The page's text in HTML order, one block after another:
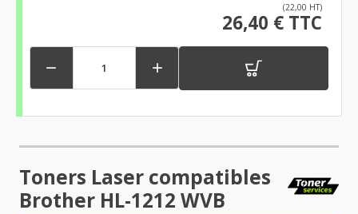
(22,00 HT)
26,40 € TTC
 
Toners Laser compatibles
Brother HL-1212 WVB